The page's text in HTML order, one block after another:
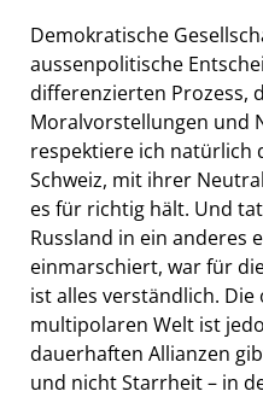
Demokratische
aussenpolitische
differenzierten Prozess,
Moralvorstellungen und
respektiere ich natürlich
Schweiz, mit ihrer
es für richtig hält. Und
Russland in ein anderes
einmarschiert, war für
ist alles verständlich.
multipolaren Welt ist
dauerhaften Allianzen
und nicht Starrheit – in